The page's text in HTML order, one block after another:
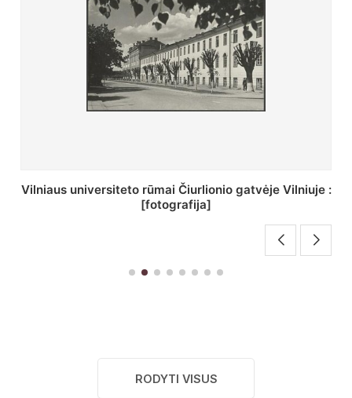
St. Batoro universiteto J. Pilsudskio kolegija :
[fotografija]
RODYTI VISUS